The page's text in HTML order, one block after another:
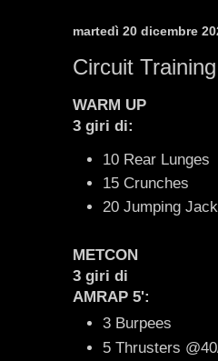
martedì 20 dicembre
Circuit
WARM UP
3 giri di:
10 Rear Lunges
15 Crunches
20 Jumping
METCON
3 giri di
AMRAP 5':
3 Burpees
5 Thrusters